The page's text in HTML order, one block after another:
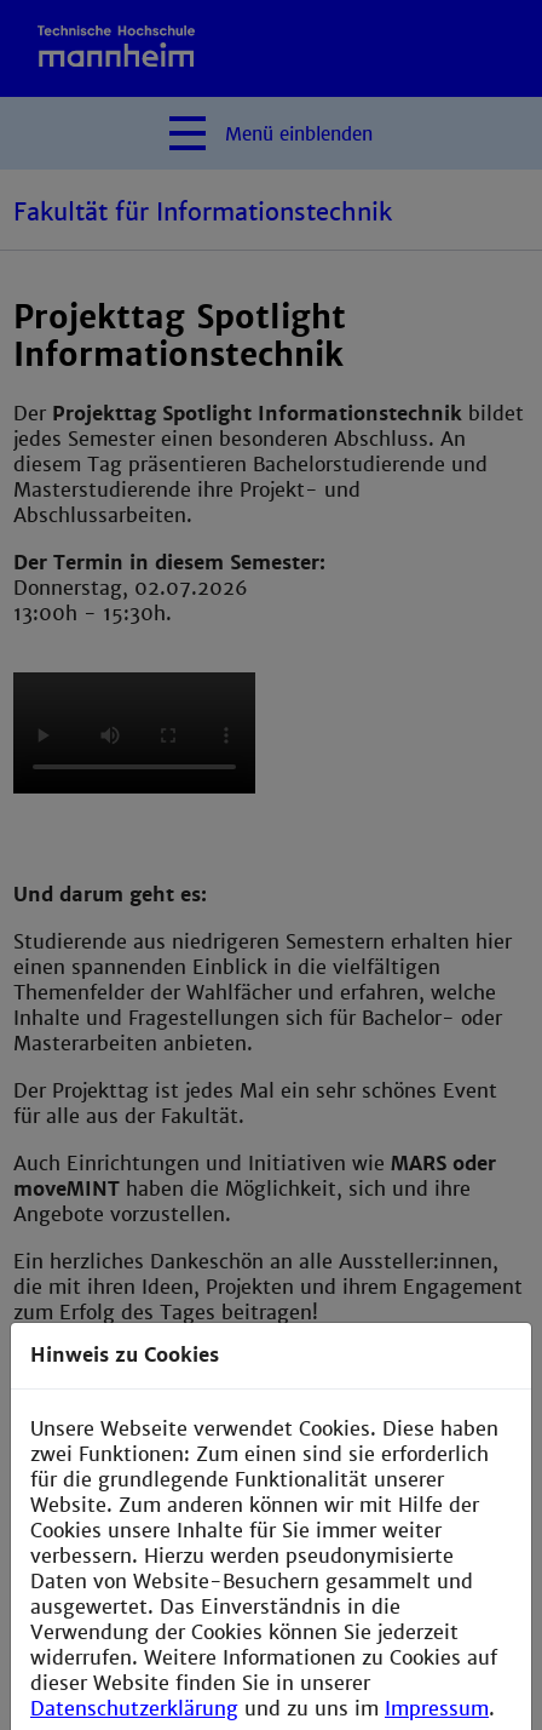
Menü einblenden
Fakultät für Informationstechnik
Projekttag Spotlight
Informationstechnik
Der Projekttag Spotlight Informationstechnik bildet
jedes Semester einen besonderen Abschluss. An
diesem Tag präsentieren Bachelorstudierende und
Masterstudierende ihre Projekt- und
Abschlussarbeiten.
Der Termin in diesem Semester:
Donnerstag, 02.07.2026
13:00h - 15:30h.
Und darum geht es:
Studierende aus niedrigeren Semestern erhalten hier
einen spannenden Einblick in die vielfältigen
Themenfelder der Wahlfächer und erfahren, welche
Inhalte und Fragestellungen sich für Bachelor- oder
Masterarbeiten anbieten.
Der Projekttag ist jedes Mal ein sehr schönes Event
für alle aus der Fakultät.
Auch Einrichtungen und Initiativen wieMARS oder
moveMINT haben die Möglichkeit, sich und ihre
Angebote vorzustellen.
Ein herzliches Dankeschön an alle Aussteller:innen,
die mit ihren Ideen, Projekten und ihrem Engagement
zum Erfolg des Tages beitragen!
Für Rückfragen:
Ihre Zukunft beginnt hier!
Entdecken Sie unsere Master-Studiengänge und
finden Sie den perfekten Weg für sich.
Jetzt informieren und bewerben!
Die Master-Studiengänge
Hinweis zu Cookies
Unsere Webseite verwendet Cookies. Diese haben
zwei Funktionen: Zum einen sind sie erforderlich
für die grundlegende Funktionalität unserer
Website. Zum anderen können wir mit Hilfe der
Cookies unsere Inhalte für Sie immer weiter
verbessern. Hierzu werden pseudonymisierte
Daten von Website-Besuchern gesammelt und
ausgewertet. Das Einverständnis in die
Verwendung der Cookies können Sie jederzeit
widerrufen. Weitere Informationen zu Cookies auf
dieser Website finden Sie in unserer
Datenschutzerklärung und zu uns im Impressum.